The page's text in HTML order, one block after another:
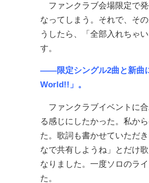
ファンクラブ会場限定で発
なってしまう。それで、そ
うしたら、「全部入れちゃ
す。
――限定シングル2曲と新曲
World!!」。
ファンクラブイベントに
る感じにしたかった。私か
た。歌詞も書かせていただ
なで共有しようね」とだけ
なりました。一度ソロのラ
た。